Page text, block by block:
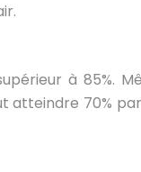
à 85%.
atteindre 70%